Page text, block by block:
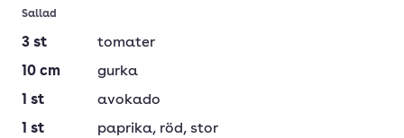
Sallad
3 st
tomater
10 cm
gurka
1 st
avokado
1 st paprika, röd, stor